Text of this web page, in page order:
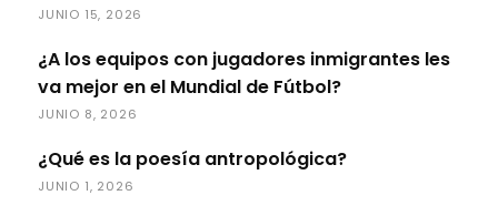
JUNIO 15, 2026
¿A los equipos con jugadores inmigrantes les
va mejor en el Mundial de Fútbol?
JUNIO 8, 2026
¿Qué es la poesía antropológica?
JUNIO 1, 2026